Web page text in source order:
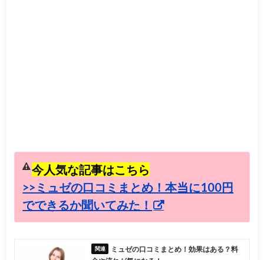
今人気な記事はこちら
>>ミュゼの口コミまとめ！本当に100円
でできるか聞いてみた！
ミュゼの口コミまとめ！効果はある？料